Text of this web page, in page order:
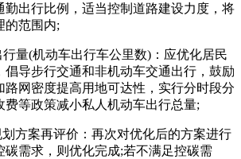
勤出行比例，适当控制道路建设力度，将
的范围内;
量(机动车出行车公里数)：应优化居民
倡导步行交通和非机动车交通出行，鼓励
路网密度提高用地可达性，实行分时段分
费等政策减小私人机动车出行总量;
方案再评价：再次对优化后的方案进行
碳需求，则优化完成;若不满足控碳需